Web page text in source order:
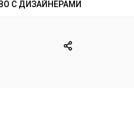
С ДИЗАЙНЕРАМИ